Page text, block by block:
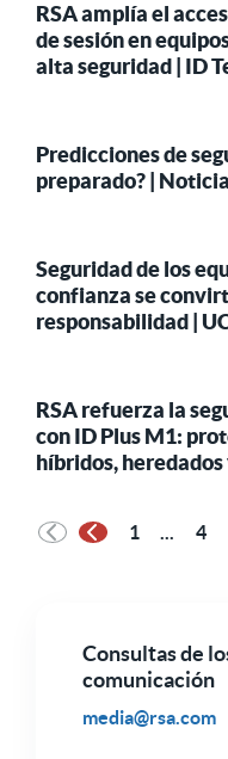
Consultas de
comunicación
media@rsa.com
RSA amplía el
de sesión en
alta seguridad | ID
Predicciones de
preparado? |
Seguridad de los
confianza se
responsabilidad |
RSA refuerza la
con ID Plus M1:
híbridos,
Página anterior
1 ... 4